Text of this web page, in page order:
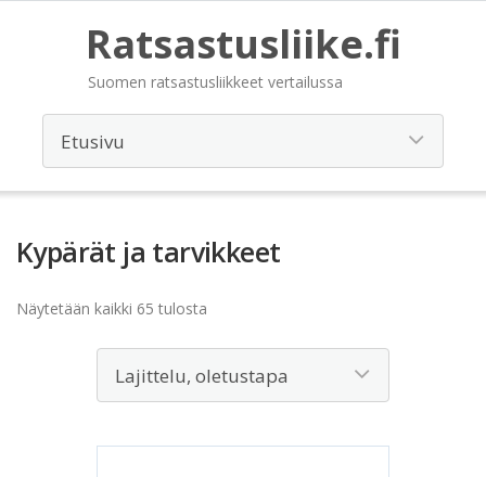
Ratsastusliike.fi
Suomen ratsastusliikkeet vertailussa
Kypärät ja tarvikkeet
Näytetään kaikki 65 tulosta